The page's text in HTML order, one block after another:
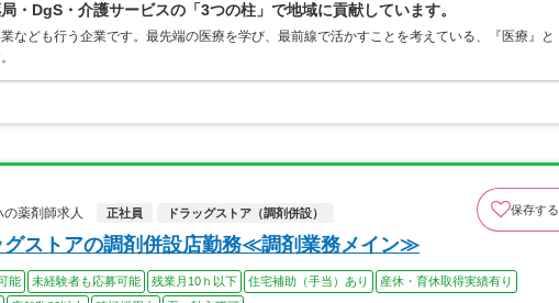
・DgS・介護サービスの「3つの柱」で地域に貢献しています。
なども行う企業です。最先端の医療を学び、最前線で活かすことを考えている、『医療』と
。
薬剤師求人
正社員 ドラッグストア（調剤併設） 保存する
ストアの調剤併設店勤務≪調剤業務メイン≫
能 未経験者も応募可能 残業月10ｈ以下 住宅補助（手当）あり
産休・育休取得実績有り